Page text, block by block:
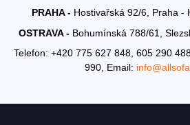
PRAHA - Hostivařská 92/6, Praha -
OSTRAVA - Bohumínská 788/61,
Telefon: +420 775 627 848, 605 290
990, Email: